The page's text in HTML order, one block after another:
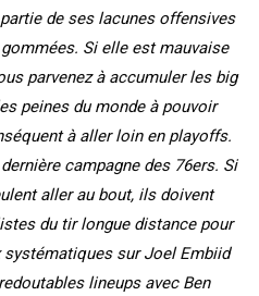
de ses lacunes offensives
Si elle est mauvaise
parvenez à accumuler les big
peines du monde à pouvoir
à aller loin en playoffs.
campagne des 76ers. Si
aller au bout, ils doivent
du tir longue distance pour
sur Joel Embiid
lineups avec Ben